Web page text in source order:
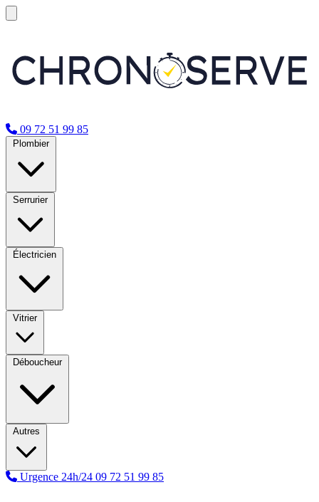
09 72 51 99 85
Plombier
Serrurier
Électricien
Vitrier
Déboucheur
Autres
Urgence 24h/24 09 72 51 99 85